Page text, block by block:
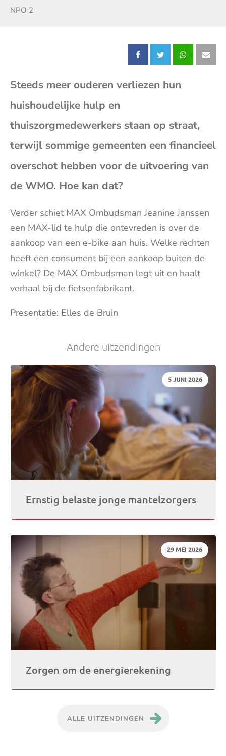
Zender:
NPO 2
Deel
dit
op
Facebook
Deel
dit
op
X
Deel
op op
Steeds meer ouderen verliezen hun
huishoudelijke hulp en
thuiszorgmedewerkers staan op straat,
terwijl sommige gemeenten een financieel
overschot hebben voor de uitvoering van
de WMO. Hoe kan dat?
Verder schiet MAX Ombudsman Jeanine Janssen
een MAX-lid te hulp die ontevreden is over de
aankoop van een e-bike aan huis. Welke rechten
heeft een consument bij een aankoop buiten de
winkel? De MAX Ombudsman legt uit en haalt
verhaal bij de fietsenfabrikant.
Presentatie: Elles de Bruin
Andere uitzendingen
DATUM:
5 JUNI 2026
Ernstig belaste jonge mantelzorgers
DATUM:
29 MEI 2026
Zorgen om de energierekening
ALLE UITZENDINGEN